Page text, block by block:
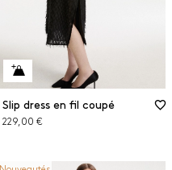
Slip dress en fil coupé
229,00 €